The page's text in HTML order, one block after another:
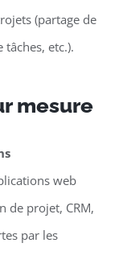
(partage de
etc.).
mesure
web
de projet, CRM,
par les